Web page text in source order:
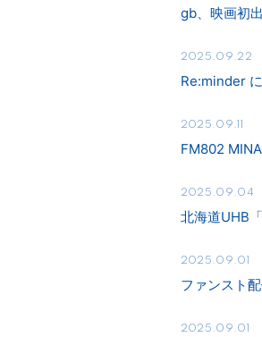
gb、映画初
2025.09.22
Re:minder
2025.09.11
FM802
2025.09.04
北海道UHB
2025.09.01
ファンスト
2025.09.01